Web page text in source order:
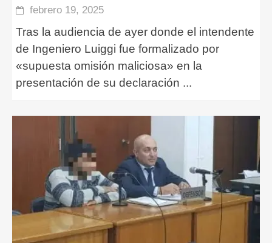
febrero 19, 2025
Tras la audiencia de ayer donde el intendente
de Ingeniero Luiggi fue formalizado por
«supuesta omisión maliciosa» en la
presentación de su declaración ...